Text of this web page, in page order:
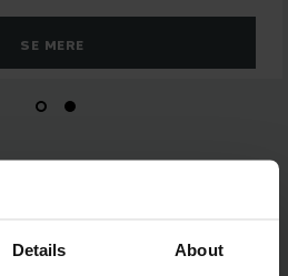
Details About
SE MERE
Oy – kort fortalt